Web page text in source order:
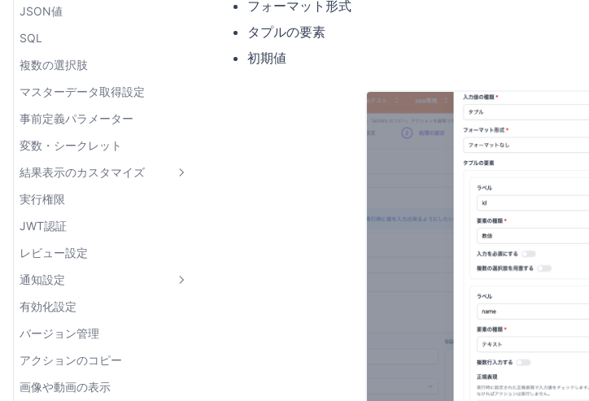
raw
form-data
x-www-form-urlencoded
GraphQL
エラーハンドリング
組み込み関数
executeAction
createActionJob
createReviewRequest
wait
型定義ファイルのダウンロード
Amazon Athena
データソースの設定
アクションの設定
各データ型の値の扱い
BigQuery
データソースの設定
アクションの設定
各データ型の値の扱い
Snowflake
データソースの設定
アクションの設定
各データ型の値の扱い
JSON値
SQL
複数の選択肢
マスターデータ取得設定
事前定義パラメーター
変数・シークレット
結果表示のカスタマイズ
結果を加工する
結果の加工に使える値
ページネーション
組み込み関数
linkToAction
linkToView
linkToActionGroup
linkToURL
実行権限
JWT認証
レビュー設定
通知設定
Slack連携
レビュー依頼・承認のSlack連携
通知方法の管理
アクションの通知設定
有効化設定
バージョン管理
アクションのコピー
画像や動画の表示
フォーマット形式
タプルの要素
初期値